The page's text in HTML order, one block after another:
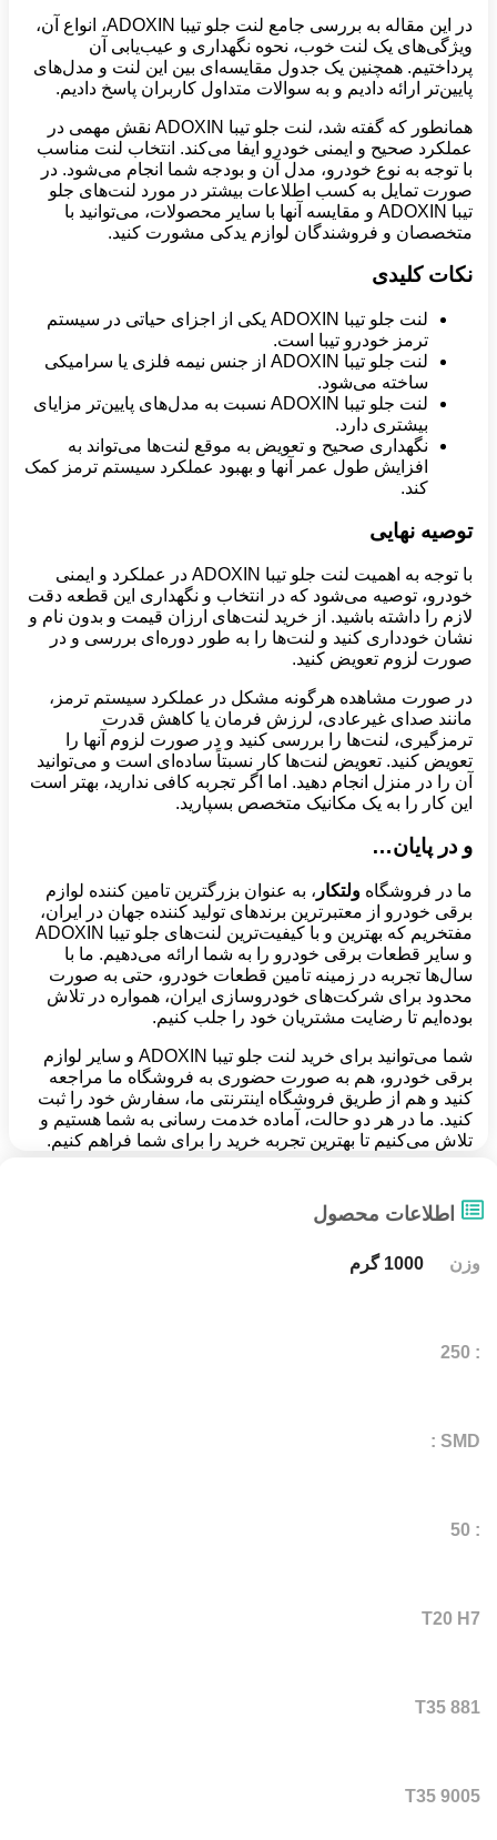
در این مقاله به بررسی جامع لنت جلو تیبا ADOXIN، انواع آن،
ویژگی‌های یک لنت خوب، نحوه نگهداری و عیب‌یابی آن
پرداختیم. همچنین یک جدول مقایسه‌ای بین این لنت و مدل‌های
پایین‌تر ارائه دادیم و به سوالات متداول کاربران پاسخ دادیم.
همانطور که گفته شد، لنت جلو تیبا ADOXIN نقش مهمی در
عملکرد صحیح و ایمنی خودرو ایفا می‌کند. انتخاب لنت مناسب
با توجه به نوع خودرو، مدل آن و بودجه شما انجام می‌شود. در
صورت تمایل به کسب اطلاعات بیشتر در مورد لنت‌های جلو
تیبا ADOXIN و مقایسه آنها با سایر محصولات، می‌توانید با
متخصصان و فروشندگان لوازم یدکی مشورت کنید.
نکات کلیدی
لنت جلو تیبا ADOXIN یکی از اجزای حیاتی در سیستم
ترمز خودرو تیبا است.
لنت جلو تیبا ADOXIN از جنس نیمه فلزی یا سرامیکی
ساخته می‌شود.
لنت جلو تیبا ADOXIN نسبت به مدل‌های پایین‌تر مزایای
بیشتری دارد.
نگهداری صحیح و تعویض به موقع لنت‌ها می‌تواند به
افزایش طول عمر آنها و بهبود عملکرد سیستم ترمز کمک
کند.
توصیه نهایی
با توجه به اهمیت لنت جلو تیبا ADOXIN در عملکرد و ایمنی
خودرو، توصیه می‌شود که در انتخاب و نگهداری این قطعه دقت
لازم را داشته باشید. از خرید لنت‌های ارزان قیمت و بدون نام و
نشان خودداری کنید و لنت‌ها را به طور دوره‌ای بررسی و در
صورت لزوم تعویض کنید.
در صورت مشاهده هرگونه مشکل در عملکرد سیستم ترمز،
مانند صدای غیرعادی، لرزش فرمان یا کاهش قدرت
ترمزگیری، لنت‌ها را بررسی کنید و در صورت لزوم آنها را
تعویض کنید. تعویض لنت‌ها کار نسبتاً ساده‌ای است و می‌توانید
آن را در منزل انجام دهید. اما اگر تجربه کافی ندارید، بهتر است
این کار را به یک مکانیک متخصص بسپارید.
و در پایان…
ما در فروشگاه ولتکار ، به عنوان بزرگترین تامین کننده لوازم
برقی خودرو از معتبرترین برندهای تولید کننده جهان در ایران،
مفتخریم که بهترین و با کیفیت‌ترین لنت‌های جلو تیبا ADOXIN
و سایر قطعات برقی خودرو را به شما ارائه می‌دهیم. ما با
سال‌ها تجربه در زمینه تامین قطعات خودرو، حتی به صورت
محدود برای شرکت‌های خودروسازی ایران، همواره در تلاش
بوده‌ایم تا رضایت مشتریان خود را جلب کنیم.
شما می‌توانید برای خرید لنت جلو تیبا ADOXIN و سایر لوازم
برقی خودرو، هم به صورت حضوری به فروشگاه ما مراجعه
کنید و هم از طریق فروشگاه اینترنتی ما، سفارش خود را ثبت
کنید. ما در هر دو حالت، آماده خدمت رسانی به شما هستیم و
تلاش می‌کنیم تا بهترین تجربه خرید را برای شما فراهم کنیم.
اطلاعات محصول
وزن 1000 گرم
: 250
SMD :
: 50
T20 H7
T35 881
T35 9005